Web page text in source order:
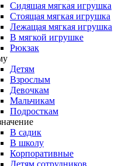
Сидящая мягкая игрушка
Стоящая мягкая игрушка
Лежащая мягкая игрушка
В мягкой игрушке
Рюкзак
Детям
Взрослым
Девочкам
Мальчикам
Подросткам
В садик
В школу
Корпоративные
Детям сотрудников